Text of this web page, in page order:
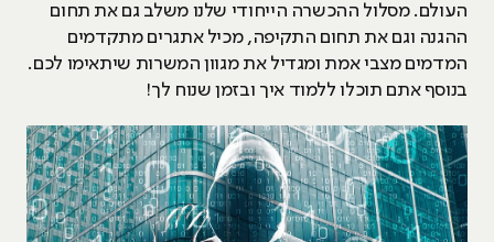
העולם. מסלול ההכשרה הייחודי שלנו משלב גם את תחום
ההגנה וגם את תחום התקיפה, מכיל אתגרים מתקדמים
המדמים מצבי אמת ומגדיל את מגוון המשרות שיתאימו לכם.
בנוסף אתם תוכלו ללמוד איך ובזמן שנוח לך!